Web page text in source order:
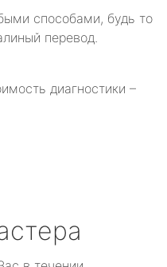
способами, будь то
перевод.
диагностики –